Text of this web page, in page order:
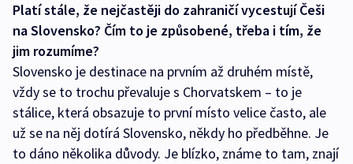
Platí stále, že nejčastěji do zahraničí vycestují Češi
na Slovensko? Čím to je způsobené, třeba i tím, že
jim rozumíme?
Slovensko je destinace na prvním až druhém místě,
vždy se to trochu převaluje s Chorvatskem – to je
stálice, která obsazuje to první místo velice často, ale
už se na něj dotírá Slovensko, někdy ho předběhne. Je
to dáno několika důvody. Je blízko, známe to tam, znají